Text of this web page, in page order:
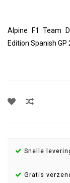
Alpine F1 Team
Edition Spanish
Snelle
Gratis